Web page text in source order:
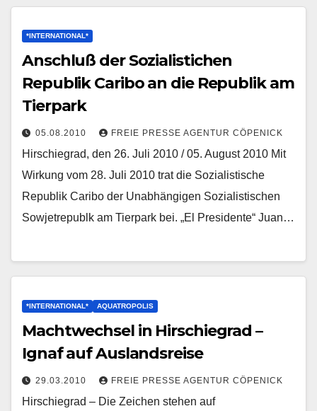
*INTERNATIONAL*
Anschluß der Sozialistichen
Republik Caribo an die Republik am
Tierpark
05.08.2010 FREIE PRESSE AGENTUR CÖPENICK
Hirschiegrad, den 26. Juli 2010 / 05. August 2010 Mit
Wirkung vom 28. Juli 2010 trat die Sozialistische
Republik Caribo der Unabhängigen Sozialistischen
Sowjetrepublk am Tierpark bei. „El Presidente“ Juan…
*INTERNATIONAL* AQUATROPOLIS
Machtwechsel in Hirschiegrad –
Ignaf auf Auslandsreise
29.03.2010 FREIE PRESSE AGENTUR CÖPENICK
Hirschiegrad – Die Zeichen stehen auf